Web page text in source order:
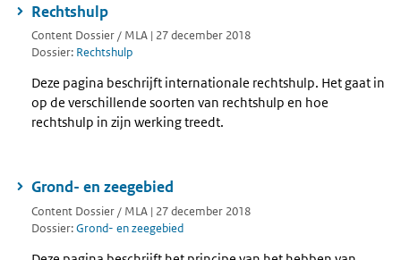
Rechtshulp
Content Dossier / MLA | 27 december 2018
Dossier: Rechtshulp
Deze pagina beschrijft internationale rechtshulp. Het gaat in
op de verschillende soorten van rechtshulp en hoe
rechtshulp in zijn werking treedt.
Grond- en zeegebied
Content Dossier / MLA | 27 december 2018
Dossier:Grond- en zeegebied